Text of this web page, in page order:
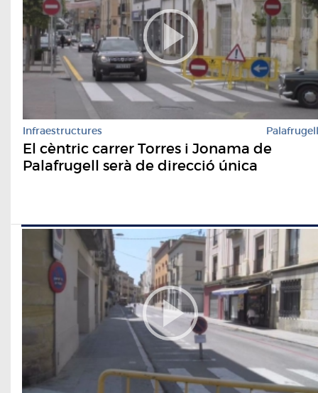
Infraestructures Palafrugell
El cèntric carrer Torres i Jonama de
Palafrugell serà de direcció única